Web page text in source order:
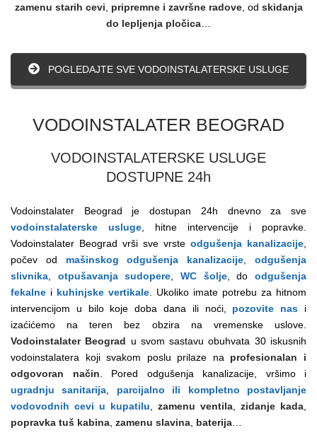
zamenu starih cevi
pripremne i završne radove, od skidanja
do lepljenja pločica
POGLEDAJTE SVE VODOINSTALATERSKE USLUGE
VODOINSTALATER BEOGRAD
VODOINSTALATERSKE USLUGE
DOSTUPNE 24h
Vodoinstalater Beograd je dostupan 24h dnevno za sve
vodoinstalaterske usluge, hitne intervencije i popravke.
Vodoinstalater Beograd vrši sve vrste odgušenja kanalizacije,
počev od mašinskog odgušenja kanalizacije,odgušenja
slivnika, otpušavanja sudopere,WC šolje, doodgušenja
fekalne i kuhinjske vertikale. Ukoliko imate potrebu za hitnom
intervencijom u bilo koje doba dana ili noći, pozovite nas i
izaćićemo na teren bez obzira na vremenske uslove.
Vodoinstalater Beograd u svom sastavu obuhvata 30 iskusnih
vodoinstalatera koji svakom poslu prilaze na profesionalan i
odgovoran način. Pored odgušenja kanalizacije, vršimo i
ugradnju sanitarija, parcijalno ili kompletno postavljanje
vodovodnih cevi u kupatilu, zamenu ventila, zidanje kada,
popravka tuš kabina, zamenu slavina, baterija…